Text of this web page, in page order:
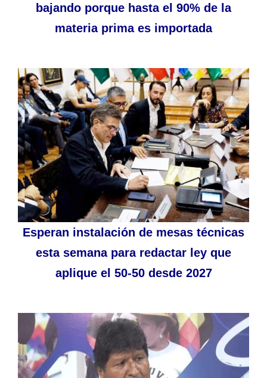
bajando porque hasta el 90% de la
materia prima es importada
Esperan instalación de mesas técnicas
esta semana para redactar ley que
aplique el 50-50 desde 2027